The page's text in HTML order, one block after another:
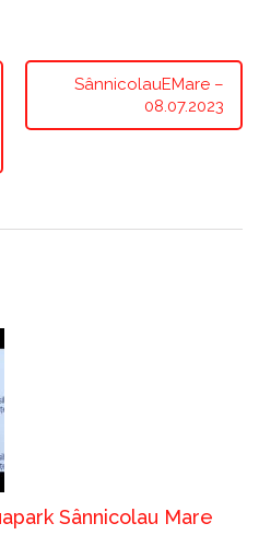
SânnicolauEMare –
08.07.2023
Sânnicolau Mare